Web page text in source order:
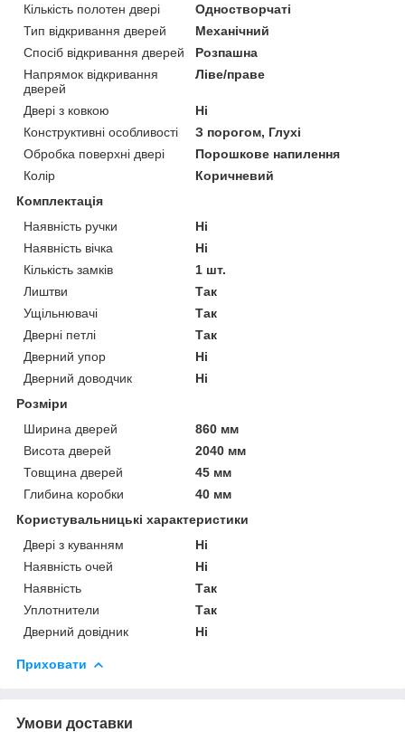
Кількість полотен двері
Одностворчаті
Тип відкривання дверей
Механічний
Спосіб відкривання дверей
Розпашна
Напрямок відкривання
дверей
Ліве/праве
Двері з ковкою
Ні
Конструктивні особливості
З порогом, Глухі
Обробка поверхні двері
Порошкове напилення
Колір
Коричневий
Комплектація
Наявність ручки
Ні
Наявність вічка
Ні
Кількість замків
1 шт.
Лиштви
Так
Ущільнювачі
Так
Дверні петлі
Так
Дверний упор
Ні
Дверний доводчик
Ні
Розміри
Ширина дверей
860 мм
Висота дверей
2040 мм
Товщина дверей
45 мм
Глибина коробки
40 мм
Користувальницькі характеристики
Двері з куванням
Ні
Наявність очей
Ні
Наявність
Так
Уплотнители
Так
Дверний довідник
Ні
Приховати
Умови доставки